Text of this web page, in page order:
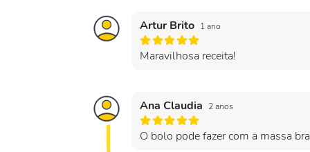
Artur Brito 1 ano
Maravilhosa receita!
Ana Claudia 2 anos
O bolo pode fazer com a massa